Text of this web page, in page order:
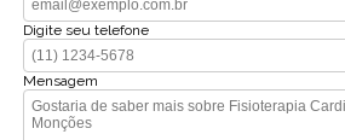
Digite seu telefone
Mensagem